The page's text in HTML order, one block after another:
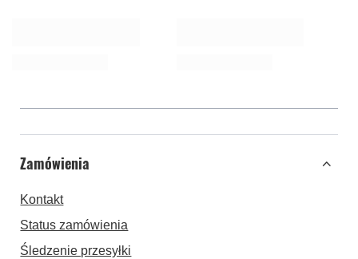
Zamówienia
Kontakt
Status zamówienia
Śledzenie przesyłki